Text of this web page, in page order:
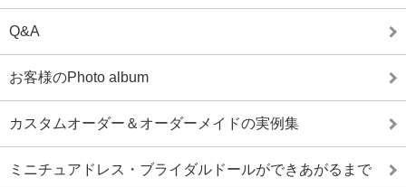
Q&A
お客様のPhoto album
カスタムオーダー＆オーダーメイドの実例集
ミニチュアドレス・ブライダルドールができあがるまで